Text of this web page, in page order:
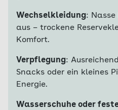
Wechselkleidung:
aus – trockene
Komfort.
Verpflegung:
Snacks oder ein kleines
Energie.
Wasserschuhe oder